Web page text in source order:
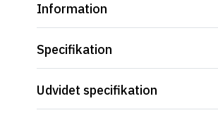
Information
Specifikation
Udvidet specifikation